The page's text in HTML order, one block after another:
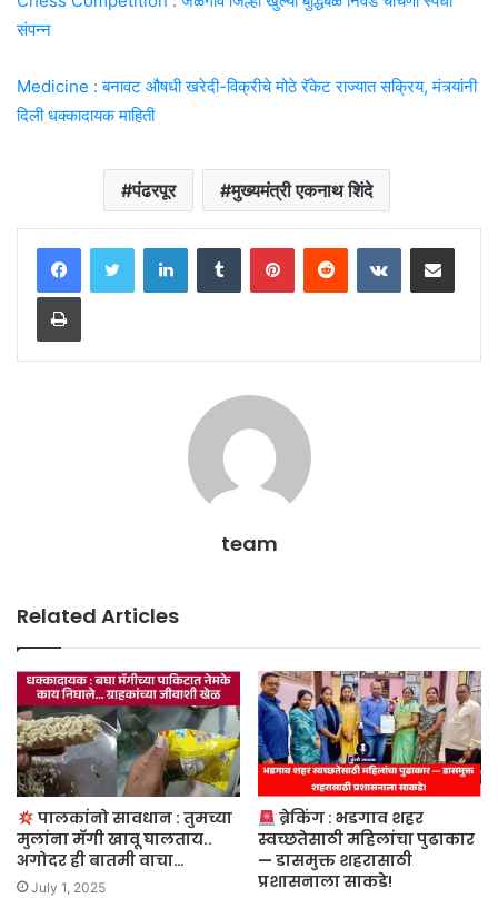
संपन्न
Medicine : बनावट औषधी खरेदी-विक्रीचे मोठे रॅकेट राज्यात सक्रिय, मंत्र्यांनी
दिली धक्कादायक माहिती
पंढरपूर मुख्यमंत्री एकनाथ शिंदे
LinkedInTumblr PinterestReddit VKontakteShare via Email
Print
team
Related Articles
पालकांनो सावधान : तुमच्या
मुलांना मॅगी खावू घालताय..
अगोदर ही बातमी वाचा…
July 1, 2025
ब्रेकिंग : भडगाव शहर
स्वच्छतेसाठी महिलांचा पुढाकार
— डासमुक्त शहरासाठी
प्रशासनाला साकडे!